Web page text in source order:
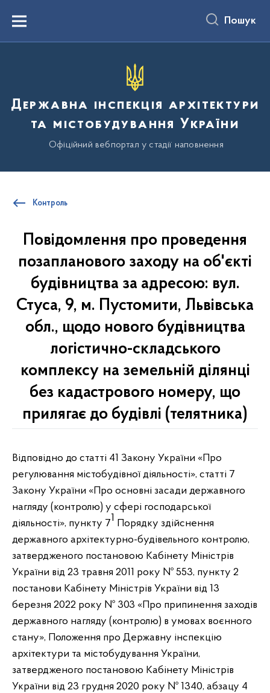
вмістуMenu Пошук
Державна інспекція архітектури
та містобудування України
Офіційний вебпортал у стадії наповнення
Контроль
Повідомлення про проведення
позапланового заходу на об'єкті
будівництва за адресою: вул.
Стуса, 9, м. Пустомити, Львівська
обл., щодо нового будівництва
логістично-складського
комплексу на земельній ділянці
без кадастрового номеру, що
прилягає до будівлі (телятника)
Відповідно до статті 41 Закону України «Про
регулювання містобудівної діяльності», статті 7
Закону України «Про основні засади державного
нагляду (контролю) у сфері господарської
діяльності», пункту 71 Порядку здійснення
державного архітектурно-будівельного контролю,
затвердженого постановою Кабінету Міністрів
України від 23 травня 2011 року № 553, пункту 2
постанови Кабінету Міністрів України від 13
березня 2022 року № 303 «Про припинення заходів
державного нагляду (контролю) в умовах воєнного
стану», Положення про Державну інспекцію
архітектури та містобудування України,
затвердженого постановою Кабінету Міністрів
України від 23 грудня 2020 року № 1340, абзацу 4